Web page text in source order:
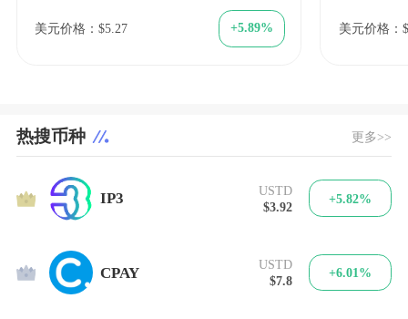
美元价格：$5.27 +5.89% 美元价格：
热搜币种 更多>>
1 IP3
USTD
$3.92
+5.82%
2 CPAY
USTD
$7.8
+6.01%